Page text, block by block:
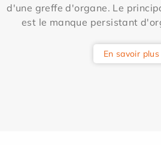
d'une greffe d'organe. Le
est le manque persistant
En savoir plus